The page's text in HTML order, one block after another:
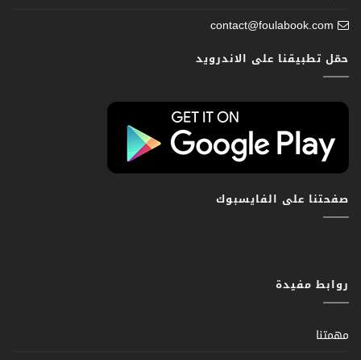
contact@foulabook.com
حمّل تطبيقنا على الاندرويد
صفحتنا على الفايسبوك
روابط مفيدة
مهمتنا